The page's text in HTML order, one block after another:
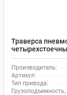
Траверса
Производитель:
Артикул:
Тип привода:
Грузоподъемность,